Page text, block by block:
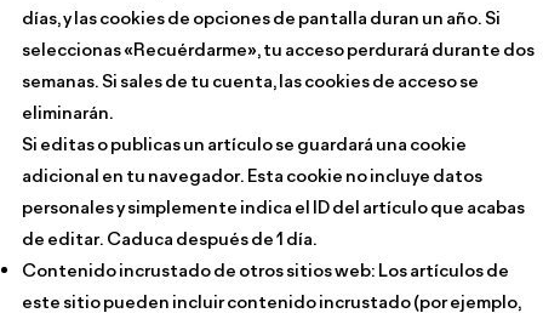
días, y las cookies de opciones de pantalla duran un año. Si
seleccionas «Recuérdarme», tu acceso perdurará durante dos
semanas. Si sales de tu cuenta, las cookies de acceso se
eliminarán.
Si editas o publicas un artículo se guardará una cookie
adicional en tu navegador. Esta cookie no incluye datos
personales y simplemente indica el ID del artículo que acabas
de editar. Caduca después de 1 día.
Contenido incrustado de otros sitios web: Los artículos de
este sitio pueden incluir contenido incrustado (por ejemplo,